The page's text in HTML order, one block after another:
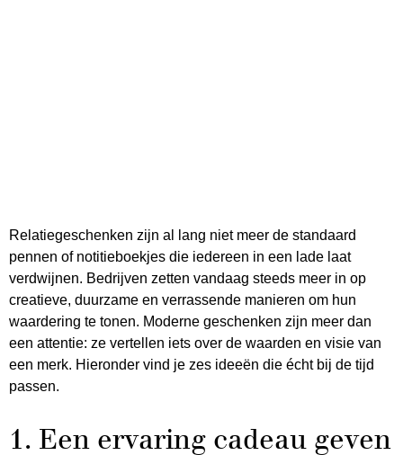
Relatiegeschenken zijn al lang niet meer de standaard
pennen of notitieboekjes die iedereen in een lade laat
verdwijnen. Bedrijven zetten vandaag steeds meer in op
creatieve, duurzame en verrassende manieren om hun
waardering te tonen. Moderne geschenken zijn meer dan
een attentie: ze vertellen iets over de waarden en visie van
een merk. Hieronder vind je zes ideeën die écht bij de tijd
passen.
1. Een ervaring cadeau geven